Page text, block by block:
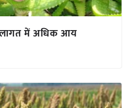
में अधिक आय